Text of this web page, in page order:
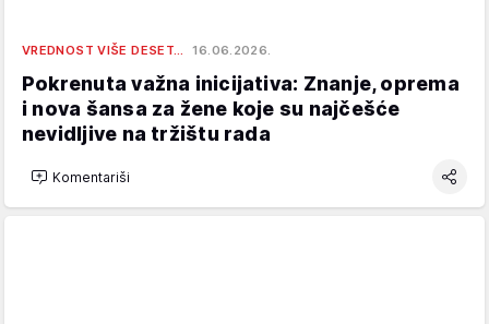
VREDNOST VIŠE DESET… 16.06.2026.
Pokrenuta važna inicijativa: Znanje, oprema
i nova šansa za žene koje su najčešće
nevidljive na tržištu rada
Komentariši